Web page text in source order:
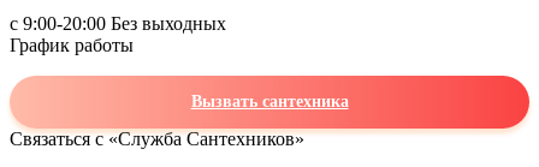
c 9:00-20:00 Без выходных
График работы
Вызвать сантехника
Связаться с «Служба Сантехников»